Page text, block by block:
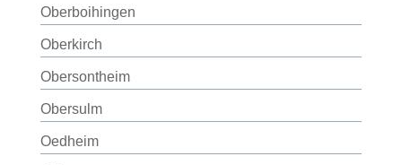
Oberboihingen
Oberkirch
Obersontheim
Obersulm
Oedheim